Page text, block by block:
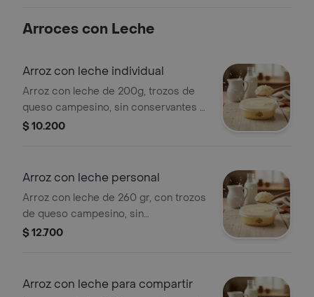
Arroces con Leche
Arroz con leche individual
Arroz con leche de 200g, trozos de
queso campesino, sin conservantes y
bajo en azúcar
$ 10.200
Arroz con leche personal
Arroz con leche de 260 gr, con trozos
de queso campesino, sin
conservantes, bajo en azúcar.
$ 12.700
Arroz con leche para compartir